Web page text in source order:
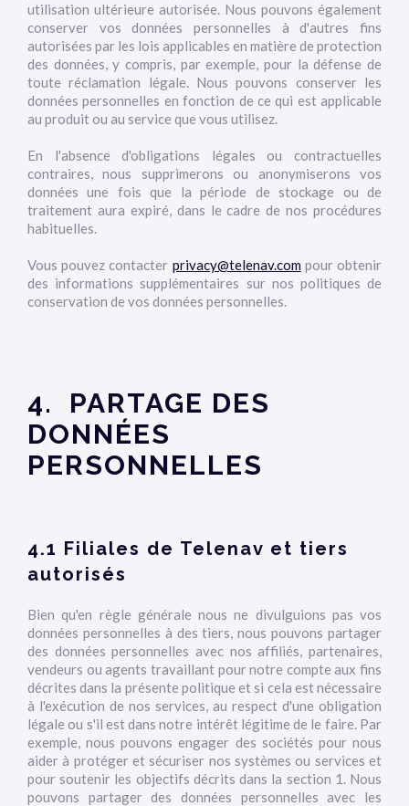
utilisation ultérieure autorisée. Nous pouvons également
conserver vos données personnelles à d'autres fins
autorisées par les lois applicables en matière de protection
des données, y compris, par exemple, pour la défense de
toute réclamation légale. Nous pouvons conserver les
données personnelles en fonction de ce qui est applicable
au produit ou au service que vous utilisez.
En l'absence d'obligations légales ou contractuelles
contraires, nous supprimerons ou anonymiserons vos
données une fois que la période de stockage ou de
traitement aura expiré, dans le cadre de nos procédures
habituelles.
Vous pouvez contacter privacy@telenav.com pour obtenir
des informations supplémentaires sur nos politiques de
conservation de vos données personnelles.
4. PARTAGE DES
DONNÉES
PERSONNELLES
4.1 Filiales de Telenav et tiers
autorisés
Bien qu'en règle générale nous ne divulguions pas vos
données personnelles à des tiers, nous pouvons partager
des données personnelles avec nos affiliés, partenaires,
vendeurs ou agents travaillant pour notre compte aux fins
décrites dans la présente politique et si cela est nécessaire
à l'exécution de nos services, au respect d'une obligation
légale ou s'il est dans notre intérêt légitime de le faire. Par
exemple, nous pouvons engager des sociétés pour nous
aider à protéger et sécuriser nos systèmes ou services et
pour soutenir les objectifs décrits dans la section 1. Nous
pouvons partager des données personnelles avec les